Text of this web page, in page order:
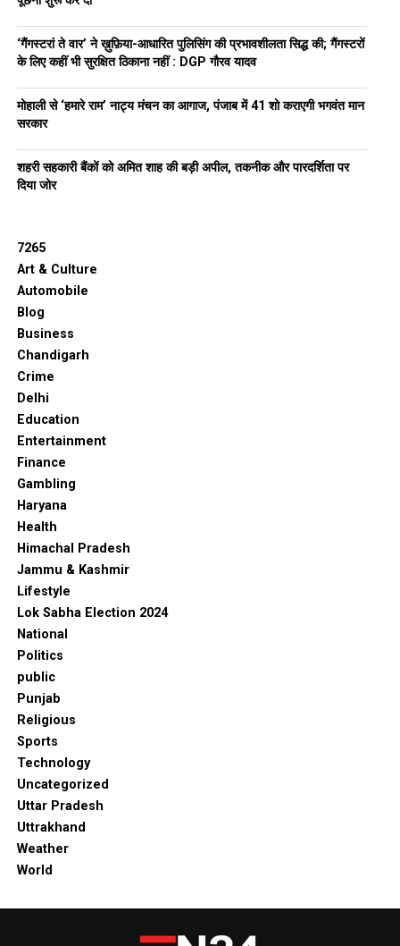
‘गैंगस्टरां ते वार’ ने ख़ुफ़िया-आधारित पुलिसिंग की प्रभावशीलता सिद्ध की; गैंगस्टरों
के लिए कहीं भी सुरक्षित ठिकाना नहीं : DGP गौरव यादव
मोहाली से ‘हमारे राम’ नाट्य मंचन का आगाज, पंजाब में 41 शो कराएगी भगवंत मान
सरकार
शहरी सहकारी बैंकों को अमित शाह की बड़ी अपील, तकनीक और पारदर्शिता पर
दिया जोर
7265
Art & Culture
Automobile
Blog
Business
Chandigarh
Crime
Delhi
Education
Entertainment
Finance
Gambling
Haryana
Health
Himachal Pradesh
Jammu & Kashmir
Lifestyle
Lok Sabha Election 2024
National
Politics
public
Punjab
Religious
Sports
Technology
Uncategorized
Uttar Pradesh
Uttrakhand
Weather
World